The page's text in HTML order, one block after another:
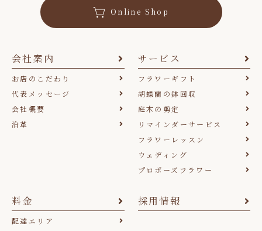
Online Shop
会社案内
お店のこだわり
代表メッセージ
会社概要
沿革
サービス
フラワーギフト
胡蝶蘭の鉢回収
庭木の剪定
リマインダーサービス
フラワーレッスン
ウェディング
プロポーズフラワー
料金
配達エリア
採用情報